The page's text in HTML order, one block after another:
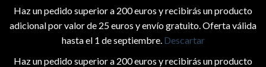
Haz un pedido superior a 200 euros y recibirás un producto
adicional por valor de 25 euros y envío gratuito. Oferta válida
hasta el 1 de septiembre. Descartar
Haz un pedido superior a 200 euros y recibirás un producto